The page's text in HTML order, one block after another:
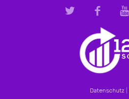
Datenschutz